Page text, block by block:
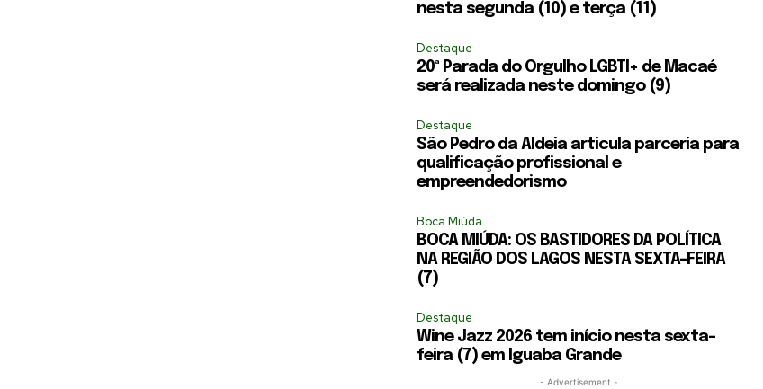
nesta segunda (10) e terça (11)
Destaque
20ª Parada do Orgulho LGBTI+ de Macaé
será realizada neste domingo (9)
Destaque
São Pedro da Aldeia articula parceria para
qualificação profissional e
empreendedorismo
Boca Miúda
BOCA MIÚDA: OS BASTIDORES DA POLÍTICA
NA REGIÃO DOS LAGOS NESTA SEXTA-FEIRA
(7)
Destaque
Wine Jazz 2026 tem início nesta sexta-
feira (7) em Iguaba Grande
- Advertisement -